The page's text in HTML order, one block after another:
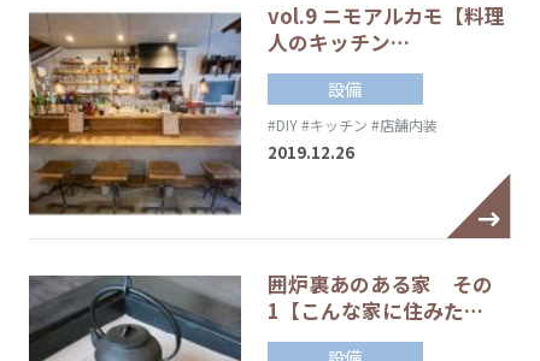
vol.9 ニモアルカモ【料理
人のキッチン…
設備
#DIY#キッチン #店舗内装
2019.12.26
囲炉裏あのある家 その
1【こんな家に住みた…